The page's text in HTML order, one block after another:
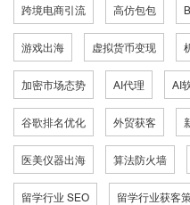
跨境电商引流 高仿包包
游戏出海 虚拟货币变现
加密市场态势 AI代理 AI
谷歌排名优化 外贸获客
医美仪器出海 算法防火墙
留学行业 SEO 留学行业获客